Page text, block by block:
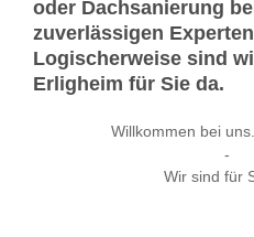
oder Dachsanierung
zuverlässigen
Logischerweise sind
Erligheim für Sie da.
Willkommen bei
-
Wir sind für